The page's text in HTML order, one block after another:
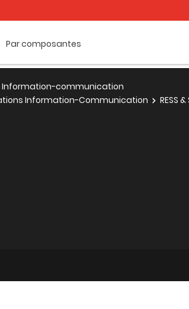
Par composantes
Information-communication
Information-Communication
RESS